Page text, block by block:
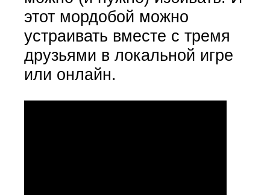
этот мордобой можно
устраивать вместе с тремя
друзьями в локальной игре
или онлайн.